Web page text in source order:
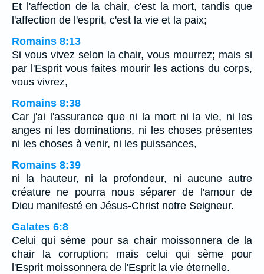
Et l'affection de la chair, c'est la mort, tandis que
l'affection de l'esprit, c'est la vie et la paix;
Romains 8:13
Si vous vivez selon la chair, vous mourrez; mais si
par l'Esprit vous faites mourir les actions du corps,
vous vivrez,
Romains 8:38
Car j'ai l'assurance que ni la mort ni la vie, ni les
anges ni les dominations, ni les choses présentes
ni les choses à venir, ni les puissances,
Romains 8:39
ni la hauteur, ni la profondeur, ni aucune autre
créature ne pourra nous séparer de l'amour de
Dieu manifesté en Jésus-Christ notre Seigneur.
Galates 6:8
Celui qui sème pour sa chair moissonnera de la
chair la corruption; mais celui qui sème pour
l'Esprit moissonnera de l'Esprit la vie éternelle.